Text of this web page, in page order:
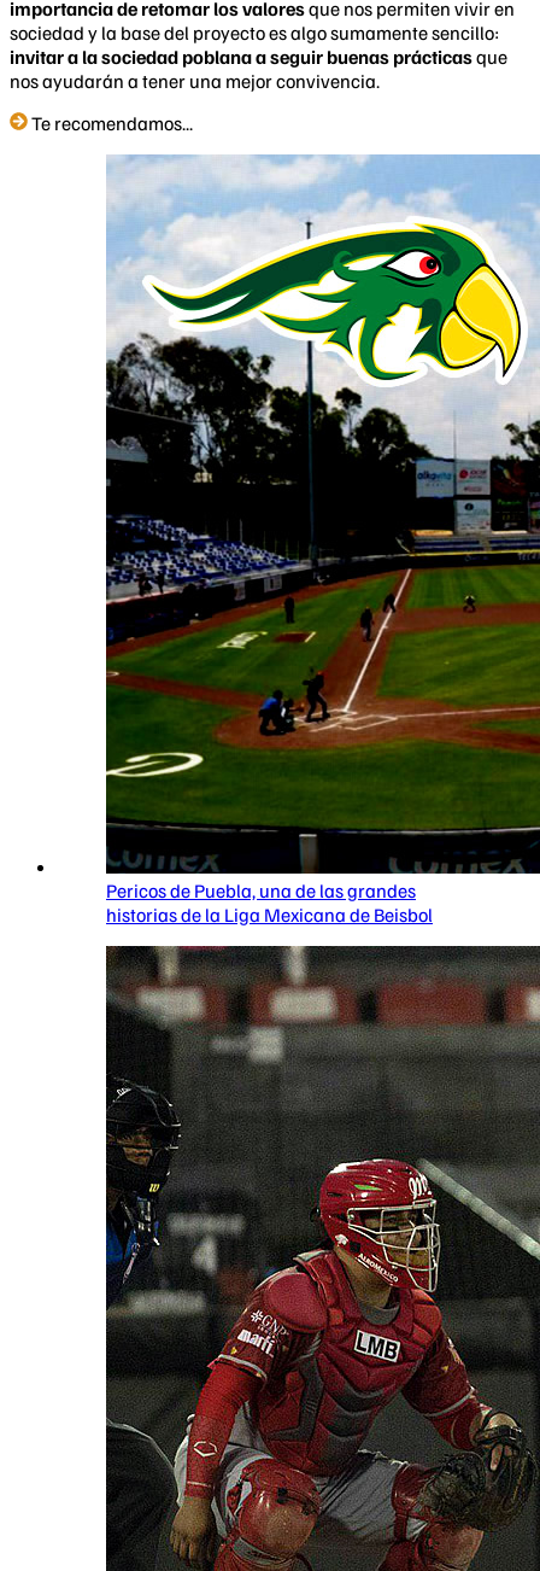
importancia de retomar los valoresque nos permiten vivir en
sociedad y la base del proyecto es algo sumamente sencillo:
invitar a la sociedad poblana a seguir buenas prácticasque
nos ayudarán a tener una mejor convivencia.
Te recomendamos...
Pericos de Puebla, una de las grandes
historias de la Liga Mexicana de Beisbol